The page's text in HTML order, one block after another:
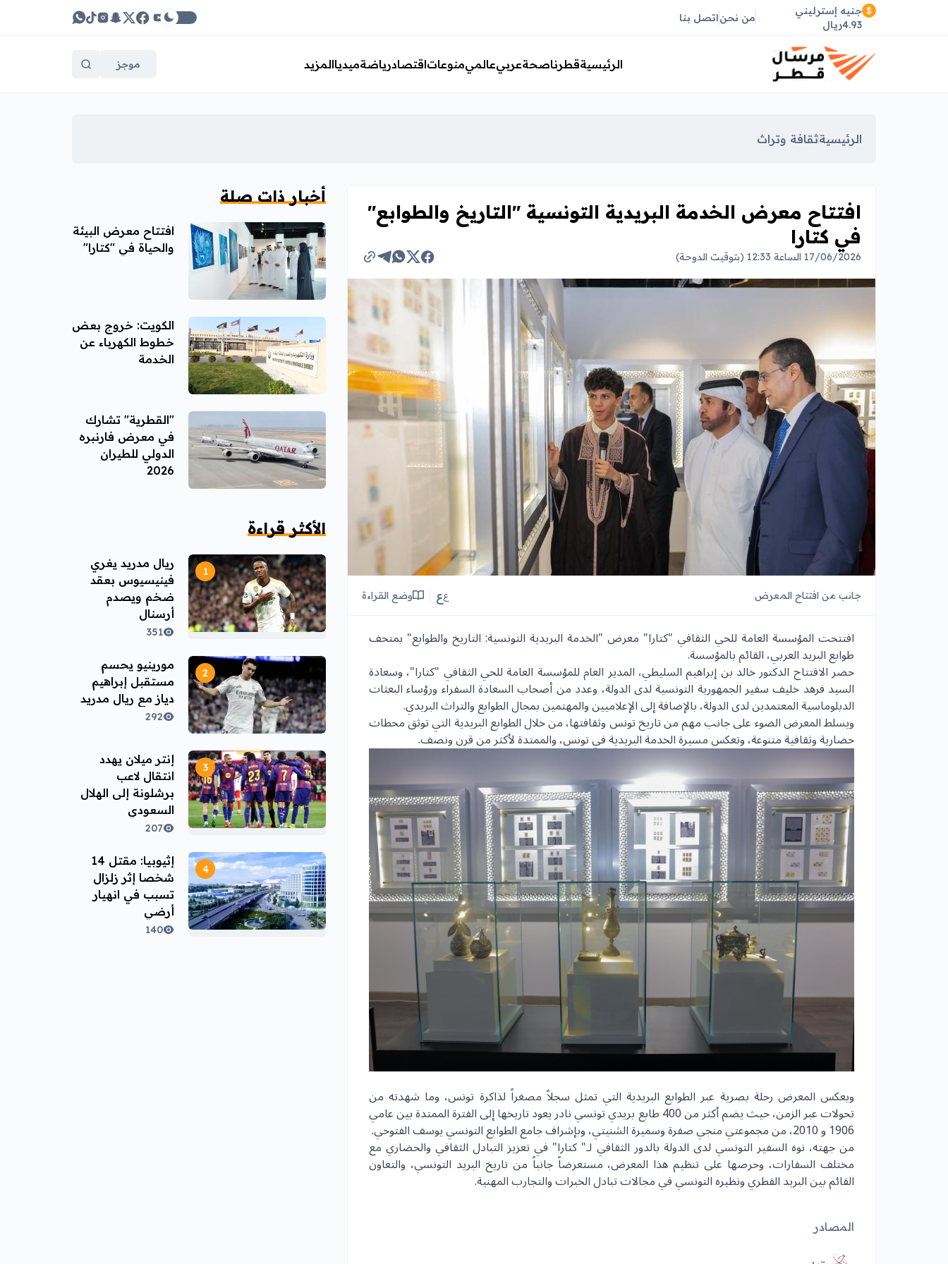
جنيه إسترليني
4.93ريال
من نحناتصل بنا
الرئيسيةقطرناصحةعربيعالميمنوعاتاقتصادرياضةميدياالمزيد موجز
الرئيسيةثقافة وتراث
افتتاح معرض الخدمة البريدية التونسية "التاريخ والطوابع"
في كتارا
17/06/2026 الساعة 12:33 (بتوقيت الدوحة)
جانب من افتتاح المعرض عع وضع القراءة
افتتحت المؤسسة العامة للحي الثقافي "كتارا" معرض "الخدمة البريدية التونسية: التاريخ والطوابع" بمتحف
طوابع البريد العربي، القائم بالمؤسسة.
حضر الافتتاح الدكتور خالد بن إبراهيم السليطي، المدير العام للمؤسسة العامة للحي الثقافي "كتارا"، وسعادة
السيد فرهد خليف سفير الجمهورية التونسية لدى الدولة، وعدد من أصحاب السعادة السفراء ورؤساء البعثات
الدبلوماسية المعتمدين لدى الدولة، بالإضافة إلى الإعلاميين والمهتمين بمجال الطوابع والتراث البريدي.
ويسلط المعرض الضوء على جانب مهم من تاريخ تونس وثقافتها، من خلال الطوابع البريدية التي توثق محطات
حضارية وثقافية متنوعة، وتعكس مسيرة الخدمة البريدية في تونس، والممتدة لأكثر من قرن ونصف.
ويعكس المعرض رحلة بصرية عبر الطوابع البريدية التي تمثل سجلاً مصغراً لذاكرة تونس، وما شهدته من
تحولات عبر الزمن، حيث يضم أكثر من 400 طابع بريدي تونسي نادر يعود تاريخها إلى الفترة الممتدة بين عامي
1906 و 2010، من مجموعتي منجي صفرة وسميرة الشنيتي، وبإشراف جامع الطوابع التونسي يوسف الفتوحي.
من جهته، نوه السفير التونسي لدى الدولة بالدور الثقافي لـ" كتارا" في تعزيز التبادل الثقافي والحضاري مع
مختلف السفارات، وحرصها على تنظيم هذا المعرض، مستعرضاً جانباً من تاريخ البريد التونسي، والتعاون
القائم بين البريد القطري ونظيره التونسي في مجالات تبادل الخبرات والتجارب المهنية.
المصادر
أخبار ذات صلة
افتتاح معرض البيئة
والحياة في "كتارا"
الكويت: خروج بعض
خطوط الكهرباء عن
الخدمة
"القطرية" تشارك
في معرض فارنبره
الدولي للطيران
2026
الأكثر قراءة
ريال مدريد يغري
فينيسيوس بعقد
ضخم ويصدم
أرسنال
351
مورينيو يحسم
مستقبل إبراهيم
دياز مع ريال مدريد
292
إنتر ميلان يهدد
انتقال لاعب
برشلونة إلى الهلال
السعودي
207
إثيوبيا: مقتل 14
شخصا إثر زلزال
تسبب في انهيار
أرضي
140